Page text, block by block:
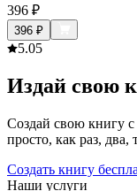
396 ₽
396 ₽
5.05
Издай свою
Создай свою книгу
просто, как раз, два,
Создать книгу
Наши услуги